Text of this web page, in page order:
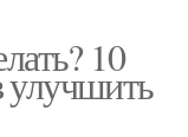
10
улучшить